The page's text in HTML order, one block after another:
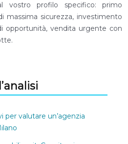
vostro profilo specifico: primo
massima sicurezza, investimento
opportunità, vendita urgente con
per valutare un’agenzia